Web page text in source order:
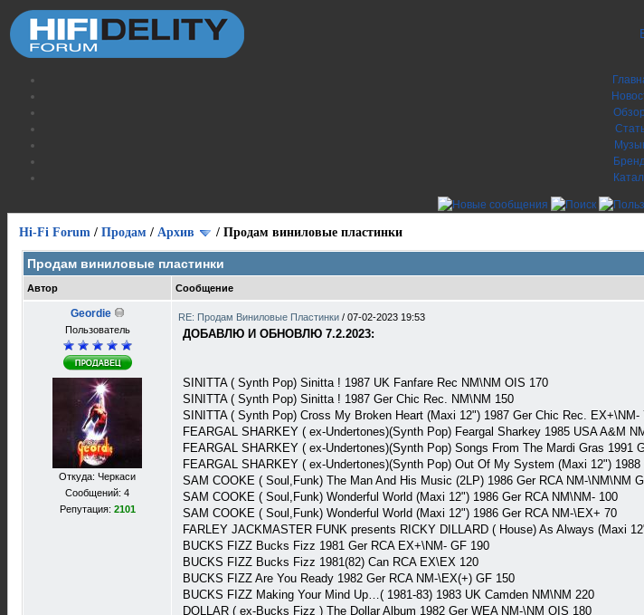
Hi-Fi Forum / Продам / Архив / Продам виниловые пластинки
Продам виниловые пластинки
Автор Сообщение
Geordie
Пользователь
Откуда: Черкаси
Сообщений: 4
Репутация: 2101
RE: Продам Виниловые Пластинки / 07-02-2023 19:53
ДОБАВЛЮ И ОБНОВЛЮ 7.2.2023:
SINITTA ( Synth Pop) Sinitta ! 1987 UK Fanfare Rec NM\NM OIS 170
SINITTA ( Synth Pop) Sinitta ! 1987 Ger Chic Rec. NM\NM 150
SINITTA ( Synth Pop) Cross My Broken Heart (Maxi 12") 1987 Ger Chic Rec. EX+\NM-
FEARGAL SHARKEY ( ex-Undertones)(Synth Pop) Feargal Sharkey 1985 USA A&M
FEARGAL SHARKEY ( ex-Undertones)(Synth Pop) Songs From The Mardi Gras 1991
FEARGAL SHARKEY ( ex-Undertones)(Synth Pop) Out Of My System (Maxi 12")
SAM COOKE ( Soul,Funk) The Man And His Music (2LP) 1986 Ger RCA NM-\NM\NM
SAM COOKE ( Soul,Funk) Wonderful World (Maxi 12") 1986 Ger RCA NM\NM- 100
SAM COOKE ( Soul,Funk) Wonderful World (Maxi 12") 1986 Ger RCA NM-\EX+ 70
FARLEY JACKMASTER FUNK presents RICKY DILLARD ( House) As Always (Maxi
BUCKS FIZZ Bucks Fizz 1981 Ger RCA EX+\NM- GF 190
BUCKS FIZZ Bucks Fizz 1981(82) Can RCA EX\EX 120
BUCKS FIZZ Are You Ready 1982 Ger RCA NM-\EX(+) GF 150
BUCKS FIZZ Making Your Mind Up…( 1981-83) 1983 UK Camden NM\NM 220
DOLLAR ( ex-Bucks Fizz ) The Dollar Album 1982 Ger WEA NM-\NM OIS 180